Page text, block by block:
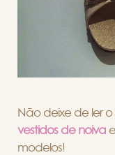
Não deixe de ler
vestidos de noiva
modelos!